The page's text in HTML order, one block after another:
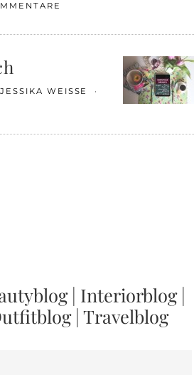
JESSIKA WEISSE
| Interiorblog|
| Travelblog